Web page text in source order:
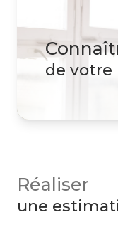
de votre
Réaliser
une